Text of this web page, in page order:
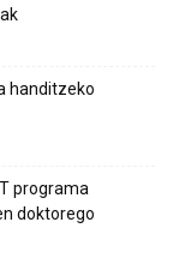
handitzeko
programa
doktorego